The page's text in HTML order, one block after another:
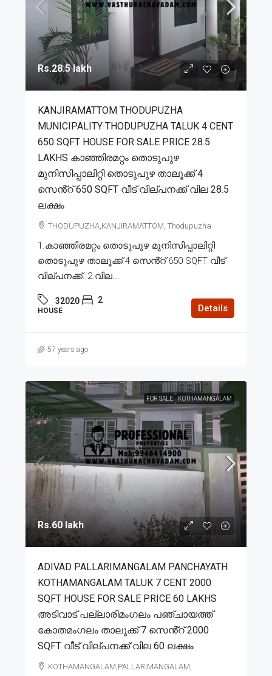
Rs.28.5 lakh
KANJIRAMATTOM THODUPUZHA
MUNICIPALITY THODUPUZHA TALUK 4 CENT
650 SQFT HOUSE FOR SALE PRICE 28.5
LAKHS കാഞ്ഞിരമറ്റം തൊടുപുഴ
മുനിസിപ്പാലിറ്റി തൊടുപുഴ താലൂക്ക് 4
സെൻ്റ് 650 SQFT വീട് വില്പനക്ക് വില 28.5
ലക്ഷം
THODUPUZHA,KANJIRAMATTOM, Thodupuzha
1.കാഞ്ഞിരമറ്റം തൊടുപുഴ മുനിസിപ്പാലിറ്റി
തൊടുപുഴ താലൂക്ക് 4 സെൻ്റ് 650 SQFT വീട്
വില്പനക്ക്. 2.വില...
32020 2
HOUSE Details
57 years ago
FOR SALE KOTHAMANGALAM
Rs.60 lakh
ADIVAD PALLARIMANGALAM PANCHAYATH
KOTHAMANGALAM TALUK 7 CENT 2000
SQFT HOUSE FOR SALE PRICE 60 LAKHS
അടിവാട് പല്ലാരിമംഗലം പഞ്ചായത്ത്
കോതമംഗലം താലൂക്ക് 7 സെൻ്റ് 2000
SQFT വീട് വില്പനക്ക് വില 60 ലക്ഷം
KOTHAMANGALAM,PALLARIMANGALAM,